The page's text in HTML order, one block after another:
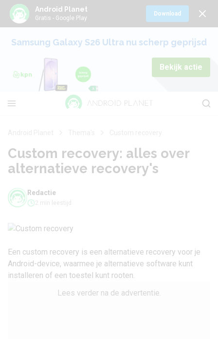
Android Planet
Gratis - Google Play
Download
Samsung Galaxy S26 Ultra nu scherp geprijsd
Bekijk actie
Custom recovery: alles over
alternatieve recovery's
Redactie
2 min leestijd
Een custom recovery is een alternatieve recovery voor je
Android-device, waarmee je alternatieve software kunt
installeren of een toestel kunt rooten.
Lees verder na de advertentie.